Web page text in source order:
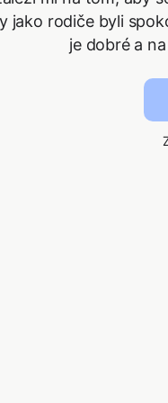
jako rodiče byli
je dobré a